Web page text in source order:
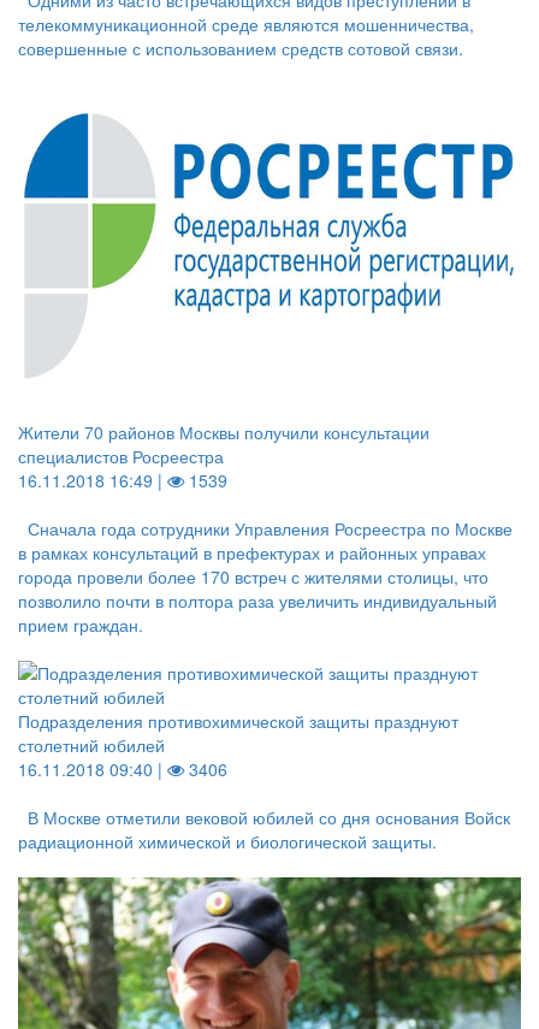
телекоммуникационной среде являются мошенничества,
совершенные с использованием средств сотовой связи.
Жители 70 районов Москвы получили консультации
специалистов Росреестра
16.11.2018 16:49 |
1539
Сначала года сотрудники Управления Росреестра по Москве
в рамках консультаций в префектурах и районных управах
города провели более 170 встреч с жителями столицы, что
позволило почти в полтора раза увеличить индивидуальный
прием граждан.
Подразделения противохимической защиты празднуют
столетний юбилей
16.11.2018 09:40 |
3406
В Москве отметили вековой юбилей со дня основания Войск
радиационной химической и биологической защиты.